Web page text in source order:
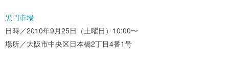
黒門市場
日時／2010年9月25日（土曜日）10:00〜
場所／大阪市中央区日本橋2丁目4番1号